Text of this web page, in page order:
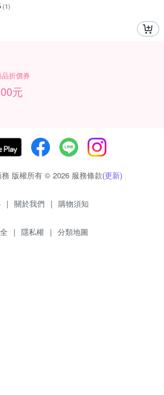
(1)
品折價券
元
版權所有 © 2026 服務條款(更新)
| 關於我們 | 購物須知
| 隱私權 | 分類地圖